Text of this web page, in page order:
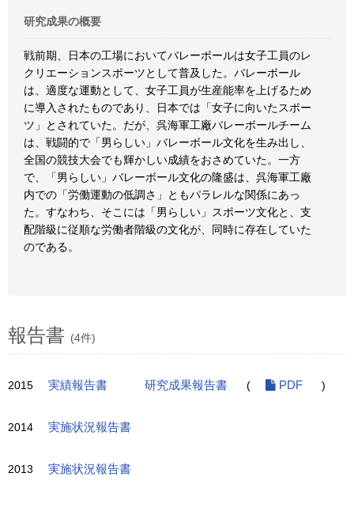
研究成果の概要
戦前期、日本の工場においてバレーボールは女子工員のレ
クリエーションスポーツとして普及した。バレーボール
は、適度な運動として、女子工員が生産能率を上げるため
に導入されたものであり、日本では「女子に向いたスポー
ツ」とされていた。だが、呉海軍工廠バレーボールチーム
は、戦闘的で「男らしい」バレーボール文化を生み出し、
全国の競技大会でも輝かしい成績をおさめていた。一方
で、「男らしい」バレーボール文化の隆盛は、呉海軍工廠
内での「労働運動の低調さ」ともパラレルな関係にあっ
た。すなわち、そこには「男らしい」スポーツ文化と、支
配階級に従順な労働者階級の文化が、同時に存在していた
のである。
報告書 (4件)
2015 実績報告書 研究成果報告書 ( PDF )
2014 実施状況報告書
2013 実施状況報告書